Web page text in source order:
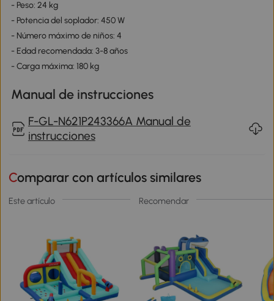
- Peso: 24 kg
- Potencia del soplador: 450 W
- Número máximo de niños: 4
- Edad recomendada: 3-8 años
- Carga máxima: 180 kg
Manual de instrucciones
F-GL-N621P243366A Manual de
instrucciones
Comparar con artículos similares
Este artículo Recomendar